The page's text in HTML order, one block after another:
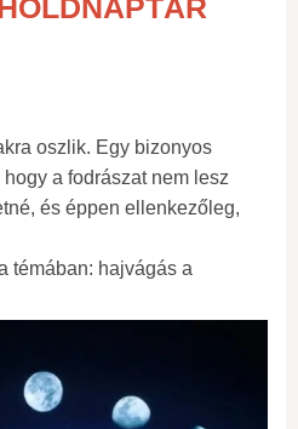
oszlik. Egy bizonyos
a fodrászat nem lesz
és éppen ellenkezőleg,
témában: hajvágás a